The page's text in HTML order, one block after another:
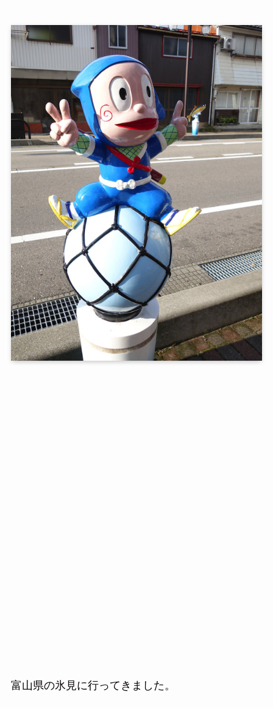
富山県の氷見に行ってきました。